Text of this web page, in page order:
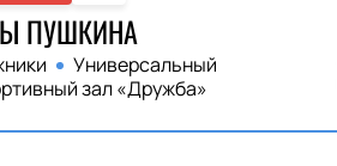
ПУШКИНА
Универсальный
зал «Дружба»